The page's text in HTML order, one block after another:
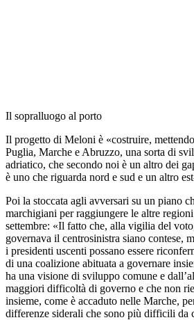
Il sopralluogo al porto
Il progetto di Meloni è «costruire,
Puglia, Marche e Abruzzo, una sorta di
adriatico, che secondo noi è un altro dei
è uno che riguarda nord e sud e un altro
Poi la stoccata agli avversari su un piano
marchigiani per raggiungere le altre
settembre: «Il fatto che, alla vigilia del
governava il centrosinistra siano contese,
i presidenti uscenti possano essere
di una coalizione abituata a governare
ha una visione di sviluppo comune e
maggiori difficoltà di governo e che non
insieme, come è accaduto nelle Marche,
differenze siderali che sono più difficili da